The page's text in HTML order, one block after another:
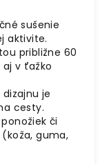
sušenie
aktivite.
približne 60
v ťažko
je
cesty.
či
guma,